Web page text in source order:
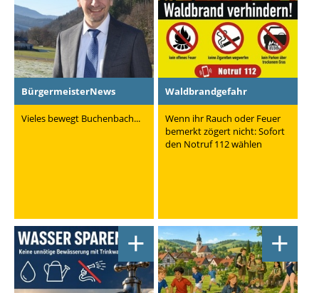
BürgermeisterNews
Vieles bewegt Buchenbach...
Waldbrandgefahr
Wenn ihr Rauch oder Feuer
bemerkt zögert nicht: Sofort
den Notruf 112 wählen
+ +